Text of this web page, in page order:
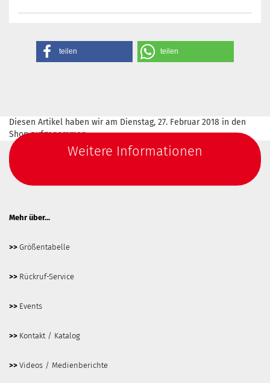
teilen teilen
Diesen Artikel haben wir am Dienstag, 27. Februar 2018 in den
Shop aufgenommen.
Weitere Informationen
Mehr über...
>> Größentabelle
>> Rückruf-Service
>> Events
>> Kontakt / Katalog
>> Videos / Medienberichte